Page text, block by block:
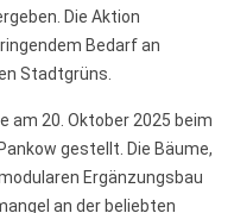
Die Aktion
Bedarf an
Stadtgrüns.
am 20. Oktober 2025 beim
gestellt. Die Bäume,
Ergänzungsbau
an der beliebten